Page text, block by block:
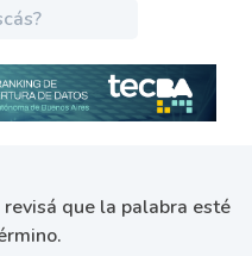
revisá que la palabra esté